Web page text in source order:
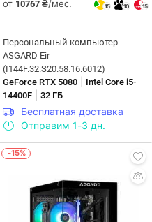
от 10767 ₴/мес. 15 10 15
Персональный компьютер
ASGARD Eir
(I144F.32.S20.58.16.6012)
GeForce RTX 5080
Intel Core i5-
14400F
32 ГБ
Бесплатная доставка
Отправим 1-3 дн.
-15%